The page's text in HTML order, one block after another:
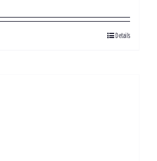
Details